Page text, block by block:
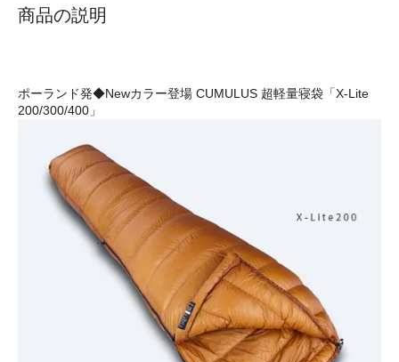
商品の説明
ポーランド発◆Newカラー登場 CUMULUS 超軽量寝袋「X-Lite
200/300/400」